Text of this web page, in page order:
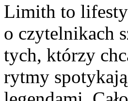
Limith to
o czytelnikach
tych, którzy
rytmy